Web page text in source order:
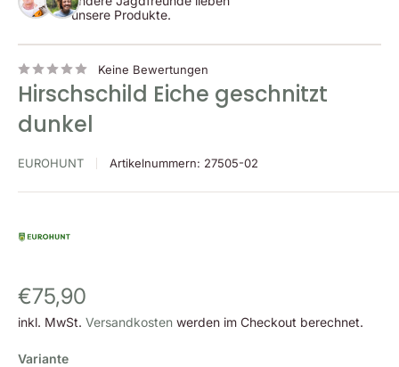
unsere Produkte.
Keine Bewertungen
Hirschschild Eiche geschnitzt
dunkel
EUROHUNT Artikelnummern: 27505-02
Sonderpreis
€75,90
inkl. MwSt. Versandkosten werden im Checkout berechnet.
Variante